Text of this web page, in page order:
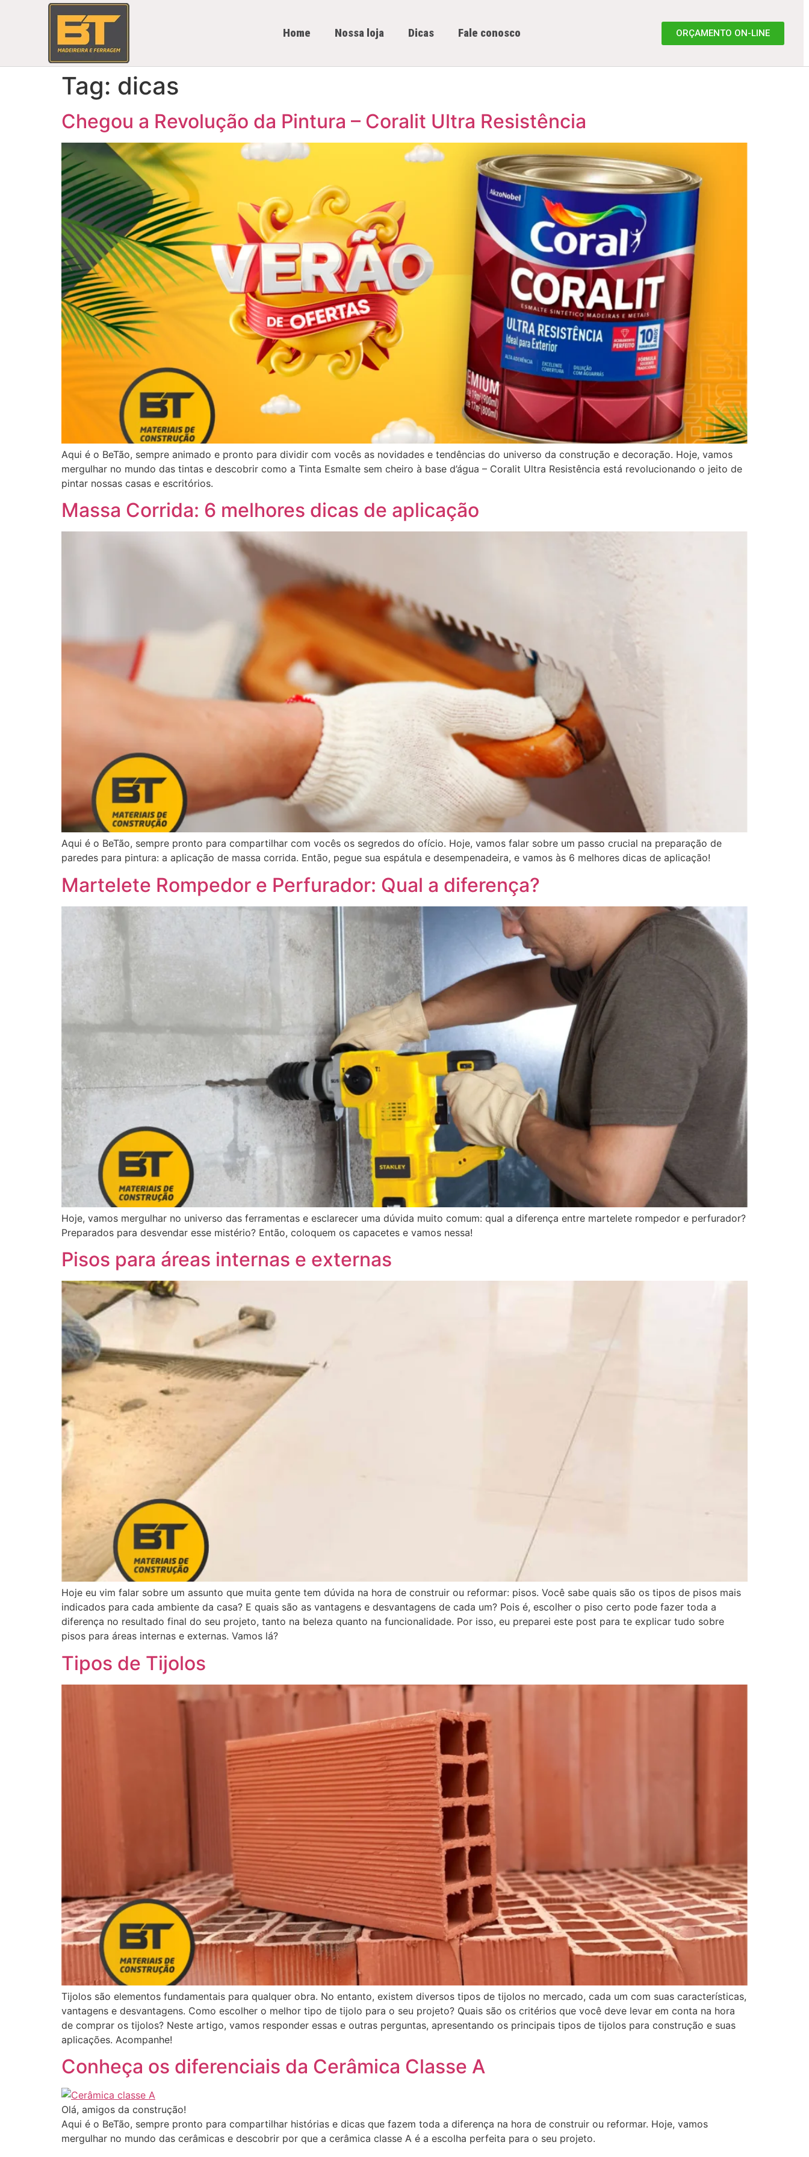
Home Nossa loja Dicas Fale conosco ORÇAMENTO ON-LINE
Tag: dicas
Chegou a Revolução da Pintura – Coralit Ultra Resistência
Aqui é o BeTão, sempre animado e pronto para dividir com vocês as novidades e tendências do universo da construção e decoração. Hoje, vamos
mergulhar no mundo das tintas e descobrir como a Tinta Esmalte sem cheiro à base d’água – Coralit Ultra Resistência está revolucionando o jeito de
pintar nossas casas e escritórios.
Massa Corrida: 6 melhores dicas de aplicação
Aqui é o BeTão, sempre pronto para compartilhar com vocês os segredos do ofício. Hoje, vamos falar sobre um passo crucial na preparação de
paredes para pintura: a aplicação de massa corrida. Então, pegue sua espátula e desempenadeira, e vamos às 6 melhores dicas de aplicação!
Martelete Rompedor e Perfurador: Qual a diferença?
Hoje, vamos mergulhar no universo das ferramentas e esclarecer uma dúvida muito comum: qual a diferença entre martelete rompedor e perfurador?
Preparados para desvendar esse mistério? Então, coloquem os capacetes e vamos nessa!
Pisos para áreas internas e externas
Hoje eu vim falar sobre um assunto que muita gente tem dúvida na hora de construir ou reformar: pisos. Você sabe quais são os tipos de pisos mais
indicados para cada ambiente da casa? E quais são as vantagens e desvantagens de cada um? Pois é, escolher o piso certo pode fazer toda a
diferença no resultado final do seu projeto, tanto na beleza quanto na funcionalidade. Por isso, eu preparei este post para te explicar tudo sobre
pisos para áreas internas e externas. Vamos lá?
Tipos de Tijolos
Tijolos são elementos fundamentais para qualquer obra. No entanto, existem diversos tipos de tijolos no mercado, cada um com suas características,
vantagens e desvantagens. Como escolher o melhor tipo de tijolo para o seu projeto? Quais são os critérios que você deve levar em conta na hora
de comprar os tijolos? Neste artigo, vamos responder essas e outras perguntas, apresentando os principais tipos de tijolos para construção e suas
aplicações. Acompanhe!
Conheça os diferenciais da Cerâmica Classe A
Olá, amigos da construção!
Aqui é o BeTão, sempre pronto para compartilhar histórias e dicas que fazem toda a diferença na hora de construir ou reformar. Hoje, vamos
mergulhar no mundo das cerâmicas e descobrir por que a cerâmica classe A é a escolha perfeita para o seu projeto.